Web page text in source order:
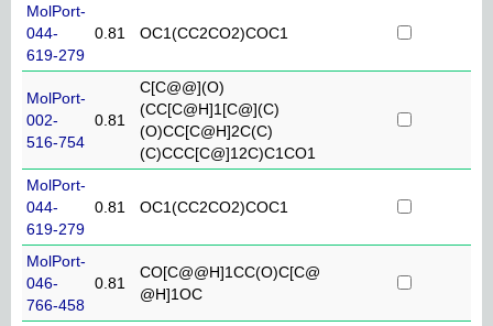
MolPort-
044-
619-279
0.81 OC1(CC2CO2)COC1
MolPort-
002-
516-754
0.81
C[C@@](O)
(CC[C@H]1[C@](C)
(O)CC[C@H]2C(C)
(C)CCC[C@]12C)C1CO1
MolPort-
044-
619-279
0.81 OC1(CC2CO2)COC1
MolPort-
046-
766-458
0.81
CO[C@@H]1CC(O)C[C@
@H]1OC